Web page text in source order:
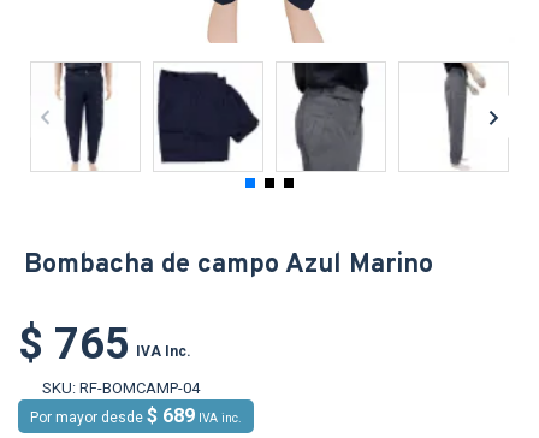
Bombacha de campo Azul Marino
$ 765 IVA Inc.
SKU: RF-BOMCAMP-04
Por mayor desde $ 689 IVA inc.